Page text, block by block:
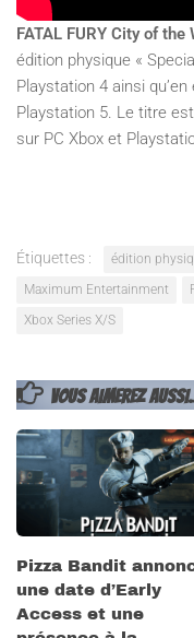
FATAL FURY City of the
édition physique «
Playstation 4 ainsi
Playstation 5. Le titre
sur PC Xbox et
Étiquettes : édition
Maximum Entertainment
Xbox Series X/S
VOUS AIMEREZ
Pizza Bandit
une date d’Early
Access et une